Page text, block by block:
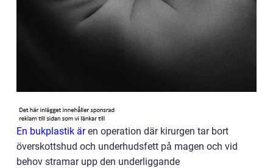
En bukplastik ären operation där kirurgen tar bort
överskottshud och underhudsfett på magen och vid
behov stramar upp den underliggande